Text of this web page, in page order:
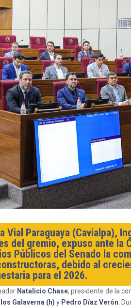
Vial Paraguaya (Cavialpa),
del gremio, expuso ante la
Públicos del Senado la
debido al
para el 2026.
Natalicio Chase, presidente de la
Galaverna (h) y Pedro Díaz Verón.